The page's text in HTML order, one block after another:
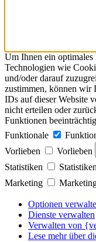
Um Ihnen ein
Technologien wie
und/oder darauf
zustimmen, können wir
IDs auf dieser Website
nicht erteilen oder
Funktionen
Funktionale
Vorlieben
Vorlieben
Statistiken
Statistiken
Marketing
Optionen
Dienste verwalten
Verwalten von
Lese mehr über